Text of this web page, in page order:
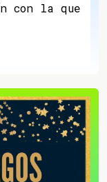
con la que